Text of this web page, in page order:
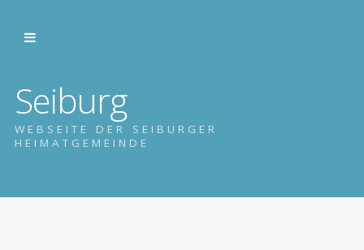
Seiburg
WEBSEITE DER SEIBURGER
HEIMATGEMEINDE